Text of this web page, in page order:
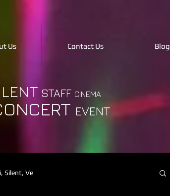
Us Contact Us Blog
STAFF CINEMA
EVENT
Silent, Ve